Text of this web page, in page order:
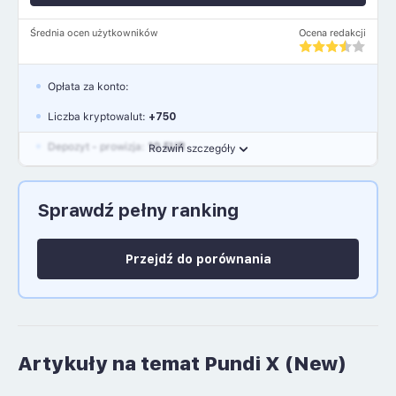
Średnia ocen użytkowników Ocena redakcji
Rozwiń szczegóły
Opłata za konto:
Liczba kryptowalut: +750
Depozyt - prowizja: 10 EUR
Język polski: NIE
Sprawdź pełny ranking
Przejdź do porównania
Artykuły na temat Pundi X (New)